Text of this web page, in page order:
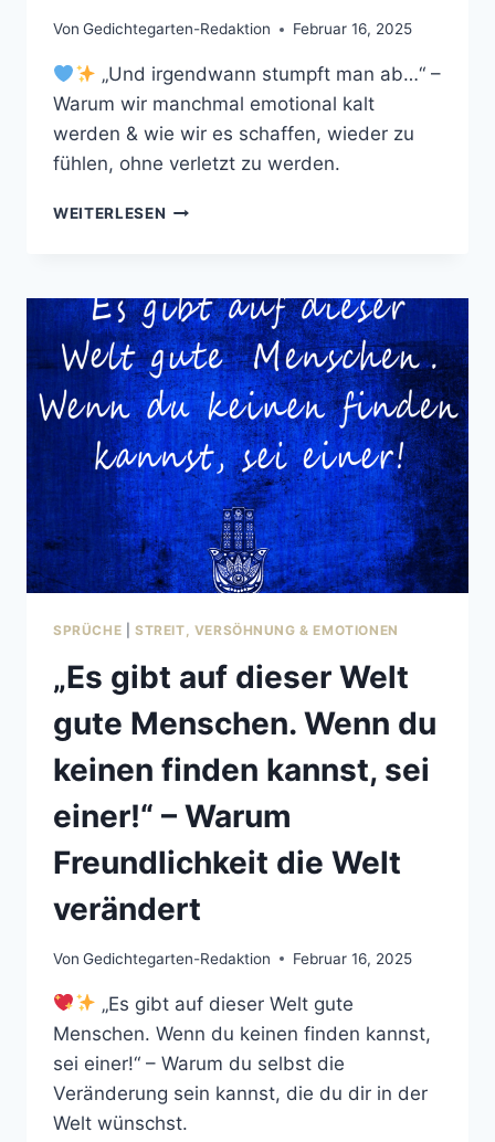
Von Gedichtegarten-Redaktion Februar 16, 2025
„Und irgendwann stumpft man ab…“ –
Warum wir manchmal emotional kalt
werden & wie wir es schaffen, wieder zu
fühlen, ohne verletzt zu werden.
WEITERLESEN UND
AB…
–
WENN
GEFÜHLE
LEISER
WERDEN
SPRÜCHE STREIT, VERSÖHNUNG & EMOTIONEN
„Es gibt auf dieser Welt
gute Menschen. Wenn du
keinen finden kannst, sei
einer!“ – Warum
Freundlichkeit die Welt
verändert
Von Gedichtegarten-Redaktion Februar 16, 2025
„Es gibt auf dieser Welt gute
Menschen. Wenn du keinen finden kannst,
sei einer!“ – Warum du selbst die
Veränderung sein kannst, die du dir in der
Welt wünschst.